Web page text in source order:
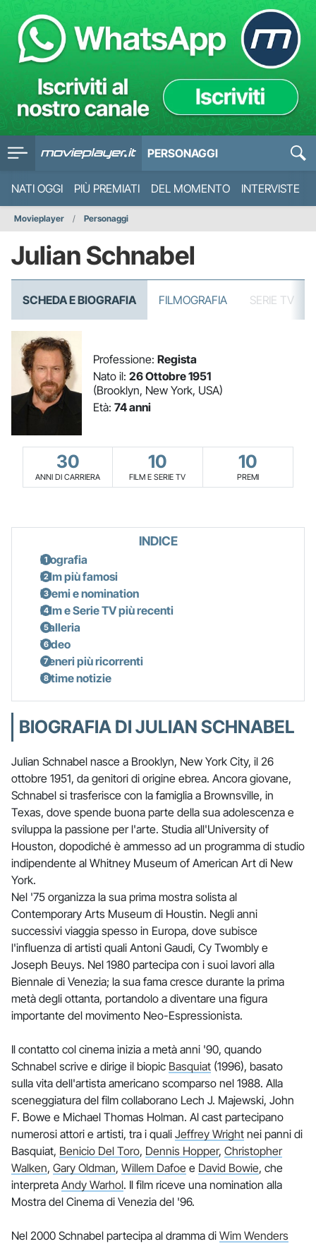
PERSONAGGI
NATI OGGI PIÙ PREMIATI DEL MOMENTO INTERVISTE
Movieplayer Personaggi
Julian Schnabel
SCHEDA E BIOGRAFIA FILMOGRAFIA SERIE TV
Professione: Regista
Nato il: 26 Ottobre 1951
(Brooklyn, New York, USA)
Età: 74 anni
30
ANNI DI CARRIERA
10
FILM E SERIE TV
10
PREMI
INDICE
Biografia
Film più famosi
Premi e nomination
Film e Serie TV più recenti
Galleria
Video
Generi più ricorrenti
Ultime notizie
BIOGRAFIA DI JULIAN SCHNABEL
Julian Schnabel nasce a Brooklyn, New York City, il 26
ottobre 1951, da genitori di origine ebrea. Ancora giovane,
Schnabel si trasferisce con la famiglia a Brownsville, in
Texas, dove spende buona parte della sua adolescenza e
sviluppa la passione per l'arte. Studia all'University of
Houston, dopodiché è ammesso ad un programma di studio
indipendente al Whitney Museum of American Art di New
York.
Nel '75 organizza la sua prima mostra solista al
Contemporary Arts Museum di Houstin. Negli anni
successivi viaggia spesso in Europa, dove subisce
l'influenza di artisti quali Antoni Gaudi, Cy Twombly e
Joseph Beuys. Nel 1980 partecipa con i suoi lavori alla
Biennale di Venezia; la sua fama cresce durante la prima
metà degli ottanta, portandolo a diventare una figura
importante del movimento Neo-Espressionista.
Il contatto col cinema inizia a metà anni '90, quando
Schnabel scrive e dirige il biopic Basquiat (1996), basato
sulla vita dell'artista americano scomparso nel 1988. Alla
sceneggiatura del film collaborano Lech J. Majewski, John
F. Bowe e Michael Thomas Holman. Al cast partecipano
numerosi attori e artisti, tra i quali Jeffrey Wright nei panni di
Basquiat, Benicio Del Toro, Dennis Hopper, Christopher
Walken, Gary Oldman, Willem Dafoe e David Bowie, che
interpreta Andy Warhol. Il film riceve una nomination alla
Mostra del Cinema di Venezia del '96.
Nel 2000 Schnabel partecipa al dramma di Wim Wenders